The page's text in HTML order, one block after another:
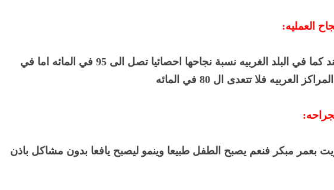
العمليه:
في الهند كما في البلد الغربيه نسبة نجاحها احصائيا تصل الى 95 في المائه اما في
العربيه فلا تتعدى ال 80 في المائه
بعمر مبكر فنعم يصبح الطفل طبيعا وينمو ليصبح يافعا بدون مشاكل باذن